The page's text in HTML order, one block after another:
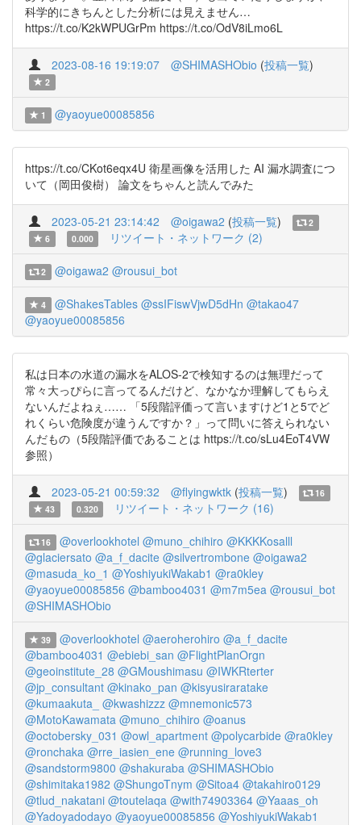
科学的にきちんとした分析には見えません…
https://t.co/K2kWPUGrPm https://t.co/OdV8iLmo6L
2023-08-16 19:19:07 @SHIMASHObio (投稿一覧)
2
1 @yaoyue00085856
https://t.co/CKot6eqx4U 衛星画像を活用した AI 漏水調査につ
いて（岡田俊樹） 論文をちゃんと読んでみた
2023-05-21 23:14:42 @oigawa2 (投稿一覧)
2
6
0.000 リツイート・ネットワーク (2)
2 @oigawa2 @rousui_bot
4 @ShakesTables @ssIFiswVjwD5dHn @takao47
@yaoyue00085856
私は日本の水道の漏水をALOS-2で検知するのは無理だって
常々大っぴらに言ってるんだけど、なかなか理解してもらえ
ないんだよねぇ…… 「5段階評価って言いますけど1と5でど
れくらい危険度が違うんですか？」って問いに答えられない
んだもの（5段階評価であることは https://t.co/sLu4EoT4VW
参照）
2023-05-21 00:59:32 @flyingwktk (投稿一覧)
16
43
0.320 リツイート・ネットワーク (16)
16 @overlookhotel @muno_chihiro @KKKKosalll
@glaciersato @a_f_dacite @silvertrombone @oigawa2
@masuda_ko_1 @YoshiyukiWakab1 @ra0kley
@yaoyue00085856 @bamboo4031 @m7m5ea @rousui_bot
@SHIMASHObio
39 @overlookhotel @aeroherohiro @a_f_dacite
@bamboo4031 @ebiebi_san @FlightPlanOrgn
@geoinstitute_28 @GMoushimasu @IWKRterter
@jp_consultant @kinako_pan @kisyusiraratake
@kumaakuta_ @kwashizzz @mnemonic573
@MotoKawamata @muno_chihiro @oanus
@octobersky_031 @owl_apartment @polycarbide @ra0kley
@ronchaka @rre_iasien_ene @running_love3
@sandstorm9800 @shakuraba @SHIMASHObio
@shimitaka1982 @ShungoTnym @Sitoa4 @takahiro0129
@tlud_nakatani @toutelaqa @with74903364 @Yaaas_oh
@Yadoyadodayo @yaoyue00085856 @YoshiyukiWakab1